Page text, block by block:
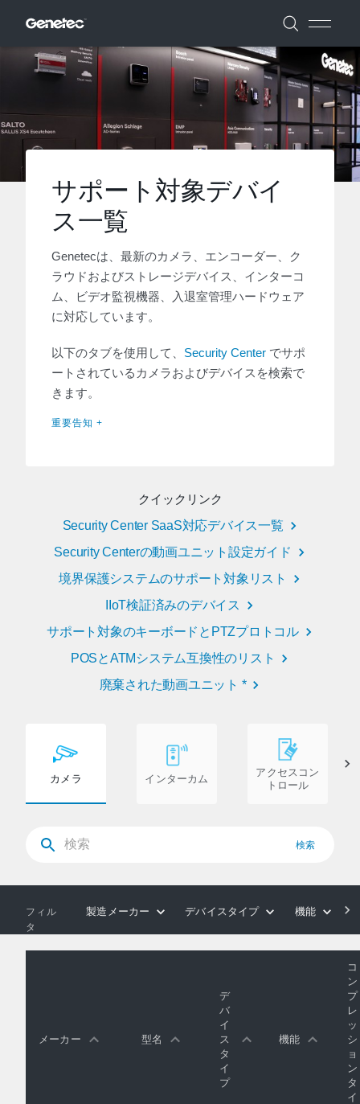
サポート対象デバイ
ス一覧
Genetecは、最新のカメラ、エンコーダー、ク
ラウドおよびストレージデバイス、インターコ
ム、ビデオ監視機器、入退室管理ハードウェア
に対応しています。
以下のタブを使用して、 Security Center でサポ
ートされているカメラおよびデバイスを検索で
きます。
重要告知 +
クイックリンク
Security Center SaaS対応デバイス一覧
Security Centerの動画ユニット設定ガイド
境界保護システムのサポート対象リスト
IIoT検証済みのデバイス
サポート対象のキーボードとPTZプロトコル
POSとATMシステム互換性のリスト
廃棄された動画ユニット *
カメラ インターカム
アクセスコン
トロール
検索
フィル
タ
製造メーカー デバイスタイプ 機能
メーカー 型名
デ
バ
イ
ス
タ
イ
プ
機能
コ
ン
プ
レ
ッ
シ
ョ
ン
タ
イ